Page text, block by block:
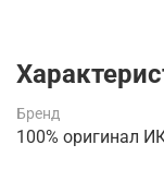
Бренд
100% оригинал